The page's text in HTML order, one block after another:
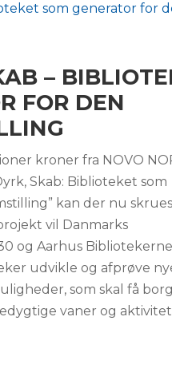
–
FOR DEN
kroner fra NOVO
Skab: Biblioteket som
kan der nu
vil Danmarks
og Aarhus Bibliotekerne
udvikle og afprøve
som skal få
vaner og